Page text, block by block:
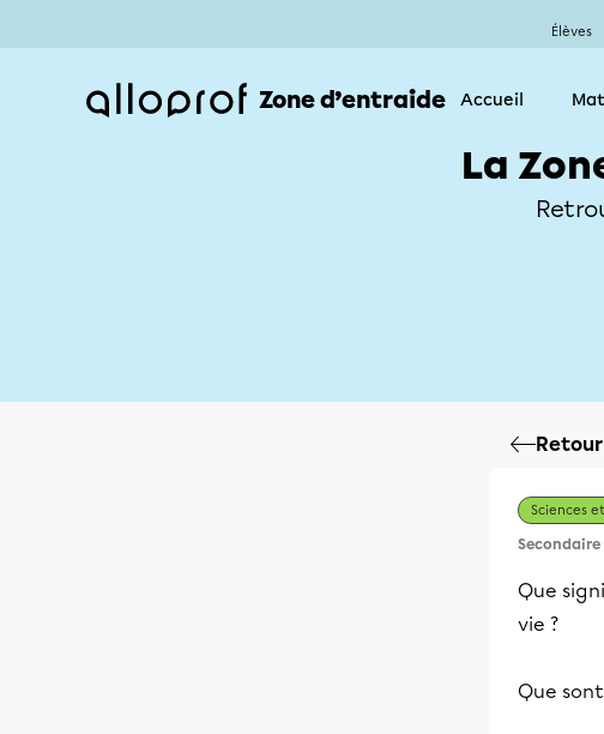
Élèves
Zone d’entraide Accueil
La
Retour
Sciences
Secondaire
Que
vie ?
Que